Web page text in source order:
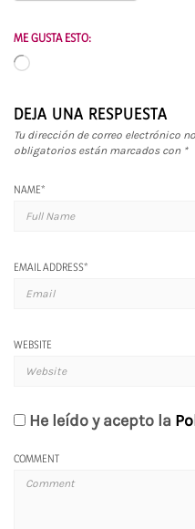
ME GUSTA ESTO:
Cargando...
DEJA UNA RESPUESTA
Tu dirección de correo electrónico
obligatorios están marcados con *
NAME*
EMAIL ADDRESS*
WEBSITE
He leído y acepto la
COMMENT